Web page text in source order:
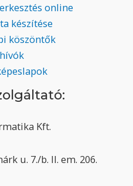
online
készítése
köszöntők
Kft.
u. 7./b. II. em. 206.